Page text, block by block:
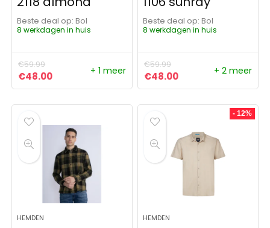
Beste deal op:
Bol
8 werkdagen in huis
€59.99
Oorspronkelijke prijs was: €59.99.
€48.00Huidige prijs is: €48.00.
+ 1 meer
Beste deal op:
Bol
8 werkdagen in huis
€59.99
Oorspronkelijke prijs
€48.00Huidige prijs is:
+ 2 meer
HEMDEN
- 12%
HEMDEN